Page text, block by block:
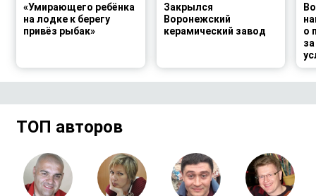
«Умирающего ребёнка
на лодке к берегу
привёз рыбак»
Закрылся
Воронежский
керамический завод
о
ТОП авторов